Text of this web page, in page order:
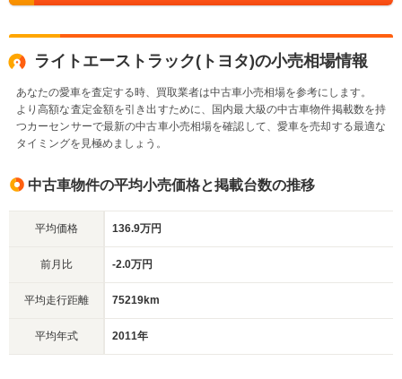
ライトエーストラック(トヨタ)の小売相場情報
あなたの愛車を査定する時、買取業者は中古車小売相場を参考にします。
より高額な査定金額を引き出すために、国内最大級の中古車物件掲載数を持
つカーセンサーで最新の中古車小売相場を確認して、愛車を売却する最適な
タイミングを見極めましょう。
中古車物件の平均小売価格と掲載台数の推移
平均価格 136.9万円
前月比 -2.0万円
平均走行距離 75219km
平均年式 2011年